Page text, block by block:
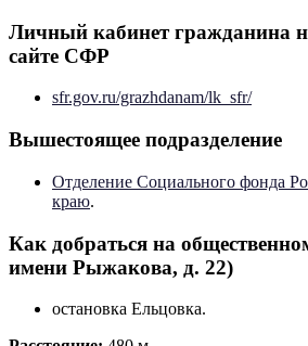
Личный кабинет гражданина
сайте СФР
sfr.gov.ru/grazhdanam/lk_sfr/
Вышестоящее подразделение
Отделение Социального фонда
краю.
Как добраться на
имени Рыжакова, д. 22)
остановка Ельцовка.